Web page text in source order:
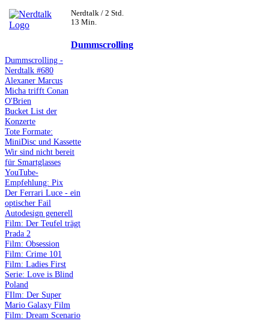
Nerdtalk / 2 Std.
13 Min.
Dummscrolling
Dummscrolling -
Nerdtalk #680
Alexaner Marcus
Micha trifft Conan
O'Brien
Bucket List der
Konzerte
Tote Formate:
MiniDisc und Kassette
Wir sind nicht bereit
für Smartglasses
YouTube-
Empfehlung: Pix
Der Ferrari Luce - ein
optischer Fail
Autodesign generell
Film: Der Teufel trägt
Prada 2
Film: Obsession
Film: Crime 101
Film: Ladies First
Serie: Love is Blind
Poland
FIlm: Der Super
Mario Galaxy Film
Film: Dream Scenario